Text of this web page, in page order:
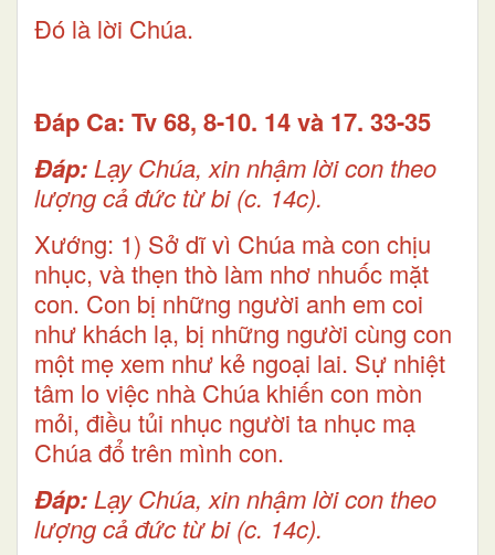
Ðó là lời Chúa.
Ðáp Ca: Tv 68, 8-10. 14 và 17. 33-35
Ðáp: Lạy Chúa, xin nhậm lời con theo
lượng cả đức từ bi (c. 14c).
Xướng: 1) Sở dĩ vì Chúa mà con chịu
nhục, và thẹn thò làm nhơ nhuốc mặt
con. Con bị những người anh em coi
như khách lạ, bị những người cùng con
một mẹ xem như kẻ ngoại lai. Sự nhiệt
tâm lo việc nhà Chúa khiến con mòn
mỏi, điều tủi nhục người ta nhục mạ
Chúa đổ trên mình con.
Ðáp: Lạy Chúa, xin nhậm lời con theo
lượng cả đức từ bi (c. 14c).